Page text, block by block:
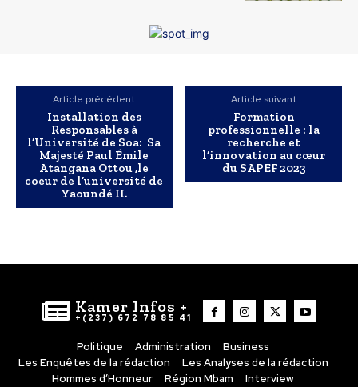
Article précédent
Installation des
Responsables à
l’Université de Soa: Sa
Majesté Paul Émile
Atangana Ottou ,le
coeur de l’université de
Yaoundé II.
Article suivant
Formation
professionnelle : la
recherche et
l’innovation au cœur
du SAPEF 2023
Kamer Infos +
+(237) 672 78 85 41
Politique Administration
Business
Les Enquêtes de la rédaction
Les Analyses de la rédaction
Hommes d’Honneur
Région Mbam
Interview